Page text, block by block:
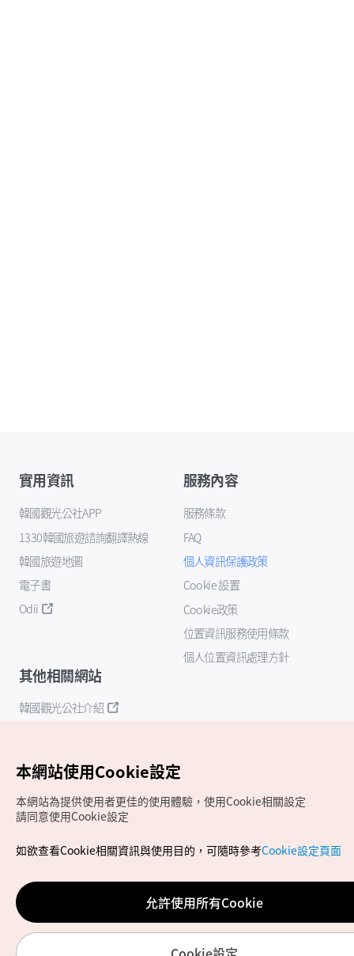
實用資訊
韓國觀光公社APP
1330韓國旅遊諮詢翻譯熱線
韓國旅遊地圖
電子書
Odii
服務內容
服務條款
FAQ
個人資訊保護政策
Cookie 設置
Cookie政策
位置資訊服務使用條款
個人位置資訊處理方針
其他相關網站
韓國觀光公社介紹
Copyrights (c) 韓國觀光公社版權所有
如有相關疑問或建議，歡迎來信至官方信箱
chinese_big5@knto.or.kr
本網站使用Cookie設定
本網站為提供使用者更佳的使用體驗，使用Cookie相關設定
請同意使用Cookie設定
如欲查看Cookie相關資訊與使用目的，可隨時參考Cookie設定頁面
允許使用所有Cookie